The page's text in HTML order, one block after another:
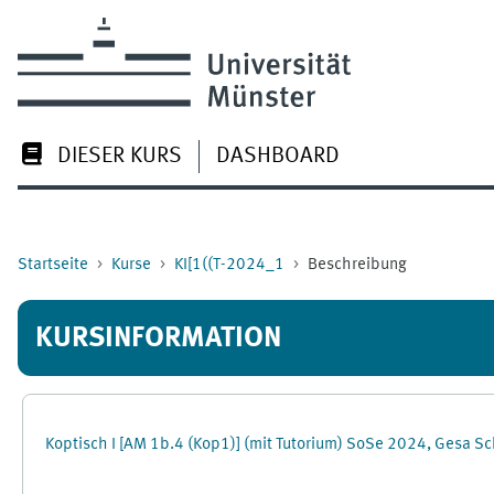
DIESER KURS DASHBOARD
Startseite Kurse KI[1((T-2024_1 Beschreibung
KURSINFORMATION
Koptisch I [AM 1b.4 (Kop1)] (mit Tutorium) SoSe 2024, Gesa